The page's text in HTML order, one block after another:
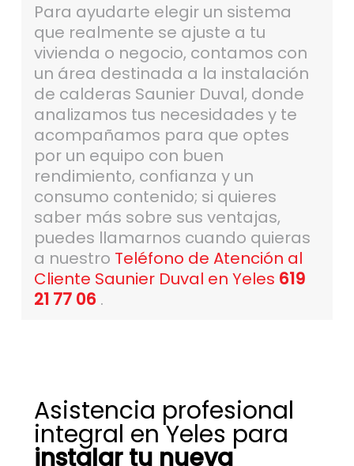
Para ayudarte elegir un sistema
que realmente se ajuste a tu
vivienda o negocio, contamos con
un área destinada a la instalación
de calderas Saunier Duval, donde
analizamos tus necesidades y te
acompañamos para que optes
por un equipo con buen
rendimiento, confianza y un
consumo contenido; si quieres
saber más sobre sus ventajas,
puedes llamarnos cuando quieras
a nuestro Teléfono de Atención al
Cliente Saunier Duval en Yeles 619
21 77 06 .
Asistencia profesional
integral en Yeles para
instalar tu nueva